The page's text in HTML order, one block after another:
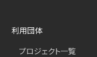
利用団体
プロジェクト一覧